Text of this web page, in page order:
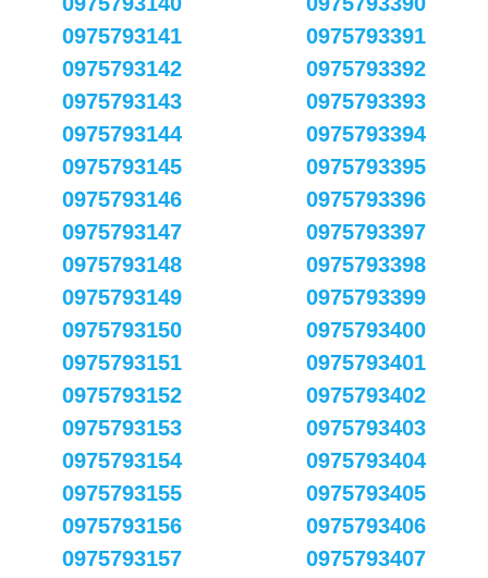
0975793141
0975793142
0975793143
0975793144
0975793145
0975793146
0975793147
0975793148
0975793149
0975793150
0975793151
0975793152
0975793153
0975793154
0975793155
0975793156
0975793157
0975793391
0975793392
0975793393
0975793394
0975793395
0975793396
0975793397
0975793398
0975793399
0975793400
0975793401
0975793402
0975793403
0975793404
0975793405
0975793406
0975793407